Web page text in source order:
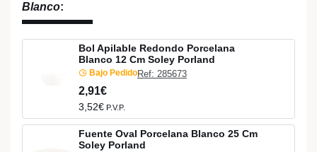
Blanco:
Bol Apilable Redondo Porcelana
Blanco 12 Cm Soley Porland
Bajo PedidoRef: 285673
2,91€
3,52€ P.V.P.
Fuente Oval Porcelana Blanco 25 Cm
Soley Porland